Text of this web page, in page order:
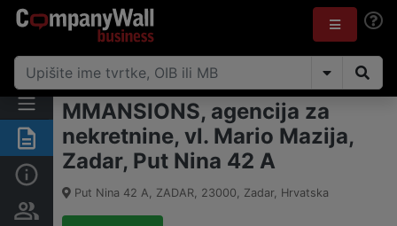
Sažetak
Osnovne informacije
MMANSIONS, agencija za
nekretnine, vl. Mario Mazija,
Zadar, Put Nina 42 A
Put Nina 42 A, ZADAR, 23000, Zadar, Hrvatska